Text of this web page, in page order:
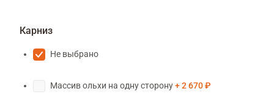
Карниз
Не выбрано
Массив ольхи на одну сторону 2 670 ₽